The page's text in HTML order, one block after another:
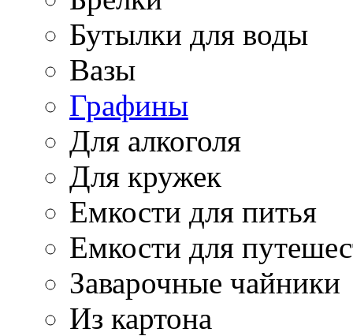
Бутылки для воды
Вазы
Графины
Для алкоголя
Для кружек
Емкости для питья
Емкости для
Заварочные чайники
Из картона